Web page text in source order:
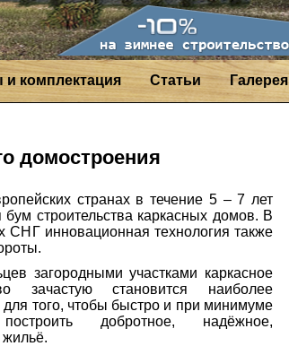
Галерея
Статьи
и комплектация
домостроения
странах в течение 5 – 7 лет
бум строительства каркасных домов. В
СНГ инновационная технология также
загородными участками каркасное
зачастую становится наиболее
того, чтобы быстро и при минимуме
добротное, надёжное,
жильё.